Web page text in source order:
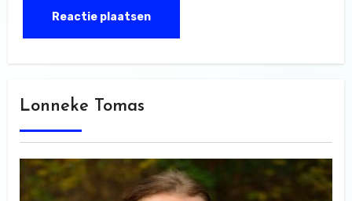
Lonneke Tomas